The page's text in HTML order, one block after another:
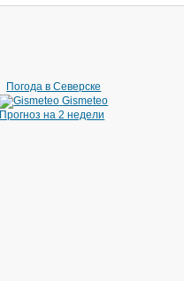
Погода в Северске
Gismeteo
Прогноз на 2 недели